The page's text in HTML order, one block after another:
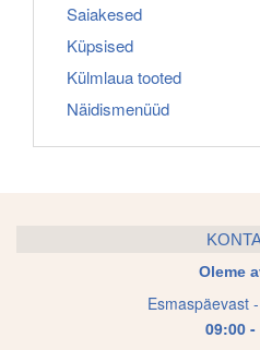
Saiakesed
Küpsised
Külmlaua tooted
Näidismenüüd
Oleme
Esmaspäevast
09:00 -